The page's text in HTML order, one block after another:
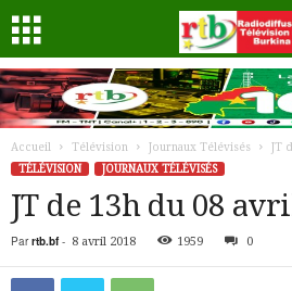
Accueil Télévision Journaux Télévisés
JT
TÉLÉVISION
JOURNAUX TÉLÉVISÉS
JT de 13h du 08
Par rtb.bf- 8 avril 2018 1959 0